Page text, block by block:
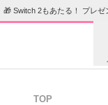
🎁 Switch 2もあたる！ プレゼ
TOP